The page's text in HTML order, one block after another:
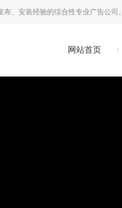
、安装经验的综合性专业广告公司。
网站首页